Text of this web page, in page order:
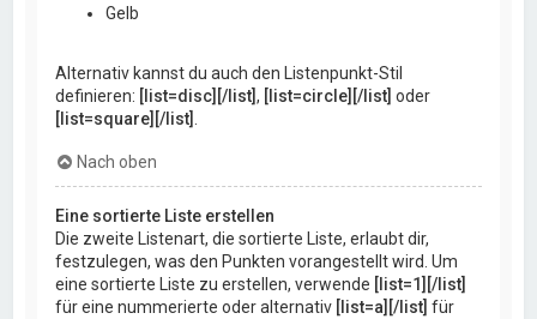
Gelb
Alternativ kannst du auch den Listenpunkt-Stil
definieren: [list=disc][/list], [list=circle][/list] oder
[list=square][/list]
Nach oben
Eine sortierte Liste erstellen
Die zweite Listenart, die sortierte Liste, erlaubt dir,
festzulegen, was den Punkten vorangestellt wird. Um
eine sortierte Liste zu erstellen, verwende [list=1][/list]
für eine nummerierte oder alternativ [list=a][/list] für